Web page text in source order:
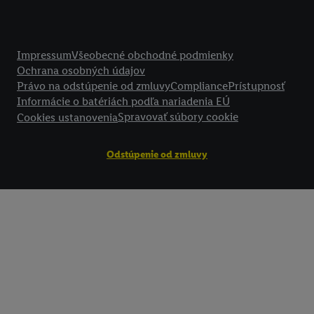
ImpressumVšeobecné obchodné podmienky
Ochrana osobných údajov
Právo na odstúpenie od zmluvyCompliancePrístupnosť
Informácie o batériách podľa nariadenia EÚ
Cookies ustanoveniaSpravovať súbory cookie
Odstúpenie od zmluvy